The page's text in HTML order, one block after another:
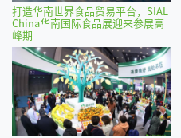
打造华南世界食品贸易平台，SIAL
China华南国际食品展迎来参展高
峰期